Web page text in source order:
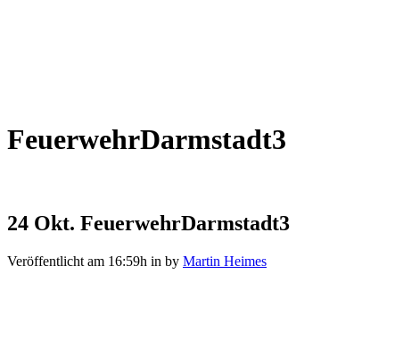
FeuerwehrDarmstadt3
24 Okt. FeuerwehrDarmstadt3
Veröffentlicht am 16:59h in by Martin Heimes